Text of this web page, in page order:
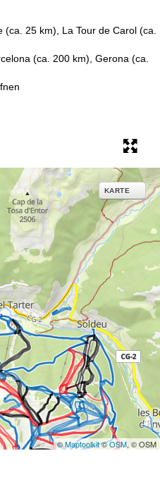
25 km), La Tour de Carol (ca.
(ca. 200 km), Gerona (ca.
KARTE
©Maptoolkit©OSM, © OSM